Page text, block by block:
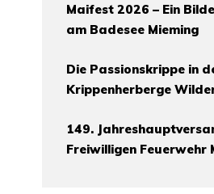
Maifest 2026 – Ein
am Badesee Mieming
Die Passionskrippe in
Krippenherberge
149.
Freiwilligen Feuerwehr